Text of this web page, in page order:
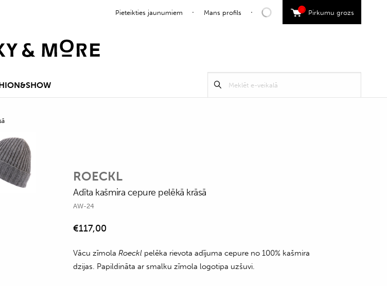
Pieteikties jaunumiem Mans profils Pirkumu grozs
0
Meklēt
ROECKL
Adīta kašmira cepure pelēkā krāsā
AW-24
€117,00
Vācu zīmolaRoeckl pelēka rievota adījuma cepure no 100% kašmira
dzijas. Papildināta ar smalku zīmola logotipa uzšuvi.